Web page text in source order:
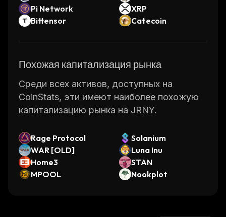
Pi Network
XRP
Bittensor
Catecoin
Похожая капитализация рынка
Среди всех активов, доступных на
CoinStats, эти имеют наиболее похожую
капитализацию рынка на JRNY.
Rage Protocol
Solanium
WAR [OLD]
Luna Inu
Home3
STAN
MPOOL
Nookplot